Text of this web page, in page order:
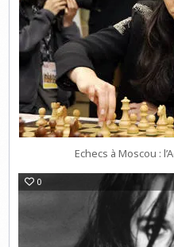
Echecs à Moscou :
0